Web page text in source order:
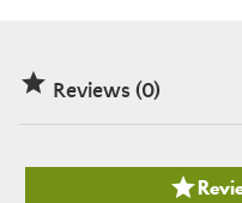
 Reviews (0)
